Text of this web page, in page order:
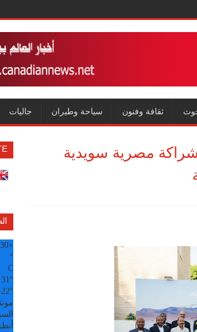
ثقافة وفنون سياحة وطيران جاليات
شراكة مصرية سويدية
+
30
°
C
31°
22°